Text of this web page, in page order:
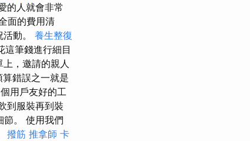
的人就會非常
面的費用清
動。 養生整復
這筆錢進行細目
，邀請的親人
錯誤之一就是
用戶友好的工
到服裝再到裝
節。 使用我們
撥筋 推拿師 卡